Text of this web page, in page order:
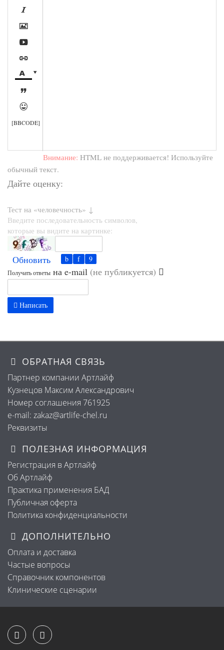








[BBCODE]
Внимание: HTML не поддерживается! Используйте
обычный текст.
Дайте оценку:
Тест на «человечность» ↓
Введите последовательность символов,
которые вы видите на картинке:
Обновить
Получать ответы на e-mail (не публикуется)
Написать
ОБРАТНАЯ СВЯЗЬ
Партнер компании Артлайф
Кузнецов Максим Александрович
Номер соглашения 761925
e-mail: zakaz@artlife-chel.ru
Реквизиты
ПОЛЕЗНАЯ ИНФОРМАЦИЯ
Регистрация в Артлайф
Об Артлайф
Практика применения БАД
Публичная оферта
Политика конфиденциальности
ДОПОЛНИТЕЛЬНО
Оплата и доставка
Частые вопросы
Справочник компонентов
Клинические сценарии